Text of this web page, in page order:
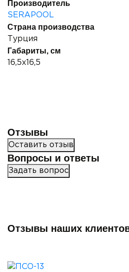
Производитель
SERAPOOL
Страна производства
Турция
Габариты, см
16,5x16,5
Отзывы
Оставить отзыв
Вопросы и ответы
Задать вопрос
Отзывы наших